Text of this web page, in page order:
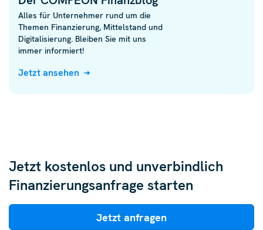
Alles für Unternehmer rund um die
Themen Finanzierung, Mittelstand und
Digitalisierung. Bleiben Sie mit uns
immer informiert!
Jetzt ansehen
Jetzt kostenlos und unverbindlich
Finanzierungsanfrage starten
Jetzt anfragen